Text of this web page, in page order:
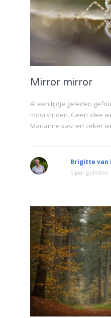
Mirror mirror
Al een tijdje geleden
mooi vinden. Geen idee
Marianne vast en zeker
Brigitte van
5 jaar geleden